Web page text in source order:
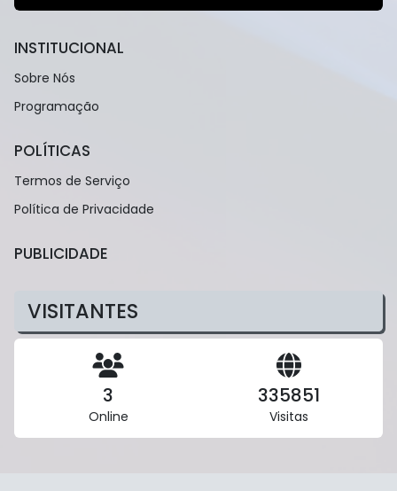
INSTITUCIONAL
Sobre Nós
Programação
POLÍTICAS
Termos de Serviço
Política de Privacidade
PUBLICIDADE
VISITANTES
3
Online
335851
Visitas